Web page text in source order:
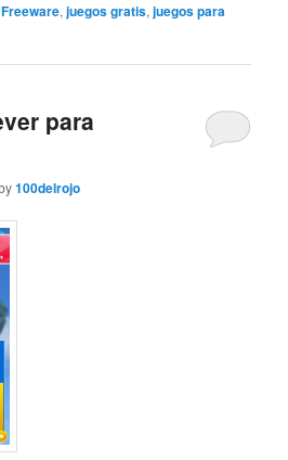
Freeware,juegos gratis,juegos para
para
100delrojo